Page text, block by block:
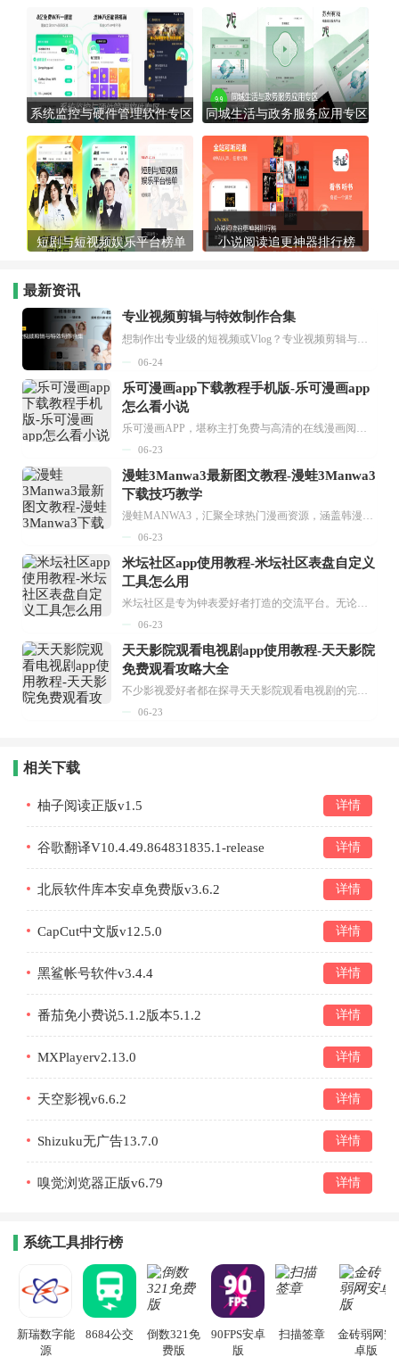
系统监控与硬件管理软件专区 同城生活与政务服务应用专区
短剧与短视频娱乐平台榜单 小说阅读追更神器排行榜
最新资讯
专业视频剪辑与特效制作合集
想制作出专业级的短视频或Vlog？专业视频剪辑与特效制作大全专题为你提供了从剪辑、抠像到特效包装的全套解决方案。无论是添加炫酷的片头、进行精准的视频抠图，还是制...
06-24
乐可漫画app下载教程手机版-乐可漫画app
怎么看小说
乐可漫画APP，堪称主打免费与高清的在线漫画阅读神器。其官方版提供海量完整版漫画资源，无论是国内漫画，还是日漫、韩漫、台漫、美漫等国外漫画，应有尽有，随时供你阅读。只需轻点一下，便能直接进入阅读界面。不仅如此，乐可漫画最新版本更新速度极快，在这里，你总能抢先看到全网一手漫画章节内容！...
06-23
漫蛙3Manwa3最新图文教程-漫蛙3Manwa3
下载技巧教学
漫蛙MANWA3，汇聚全球热门漫画资源，涵盖韩漫、欧美漫画、国漫等多种类型，题材丰富多样，全方位满足用户阅读喜好。它不仅是阅读平台，更是创作平台，为广大用户打造零门槛创作环境。...
06-23
米坛社区app使用教程-米坛社区表盘自定义
工具怎么用
米坛社区是专为钟表爱好者打造的交流平台。无论你是初涉钟表领域的普通爱好者，还是拥有多年收藏经验的资深玩家，都能在此找到属于自己的天地。 无需注册，就能轻松参与其中。通过专业的讨论论坛与丰富的交互功能，你可与世界各地的钟表爱好者畅快交流。若你钟情于钟表，米坛社区无疑是值得一试的理想之选。在这里，你能获取最新的手表资讯，交流见解，提升鉴赏品味，让每一块手表都成为收藏故事中重要的一部分。感兴趣的朋友，不要错过下载机会。...
06-23
天天影院观看电视剧app使用教程-天天影院
免费观看攻略大全
不少影视爱好者都在探寻天天影院观看电视剧的完整方法，结合最新平台使用规则，本篇新手入门攻略全面讲解观看渠道、检索流程、播放设置以及画面模式调整等实用内容。全文适配手机、电脑等主流设备，步骤简洁易懂，无论是初次使用的新手，还是想要优化观影体验的用户，都能参照内容快速上手，熟练掌握平台各项操作技巧，轻松畅享影视内容。...
06-23
相关下载
柚子阅读正版v1.5 详情
谷歌翻译V10.4.49.864831835.1-release 详情
北辰软件库本安卓免费版v3.6.2 详情
CapCut中文版v12.5.0 详情
黑鲨帐号软件v3.4.4 详情
番茄免小费说5.1.2版本5.1.2 详情
MXPlayerv2.13.0 详情
天空影视v6.6.2 详情
Shizuku无广告13.7.0 详情
嗅觉浏览器正版v6.79 详情
系统工具排行榜
新瑞数字能
源
8684公交
倒数321免
费版
90FPS安卓
版
扫描签章
金砖弱网安
卓版